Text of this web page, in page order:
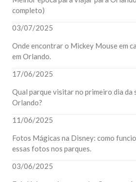
completo)
03/07/2025
Onde encontrar o Mickey Mouse em
em Orlando.
17/06/2025
Qual parque visitar no primeiro dia da
Orlando?
11/06/2025
Fotos Mágicas na Disney: como
essas fotos nos parques.
03/06/2025